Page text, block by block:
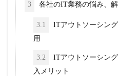
3 各社のIT業務の悩み、
3.1
ITアウトソーシン
用
3.2
ITアウトソーシン
入メリット